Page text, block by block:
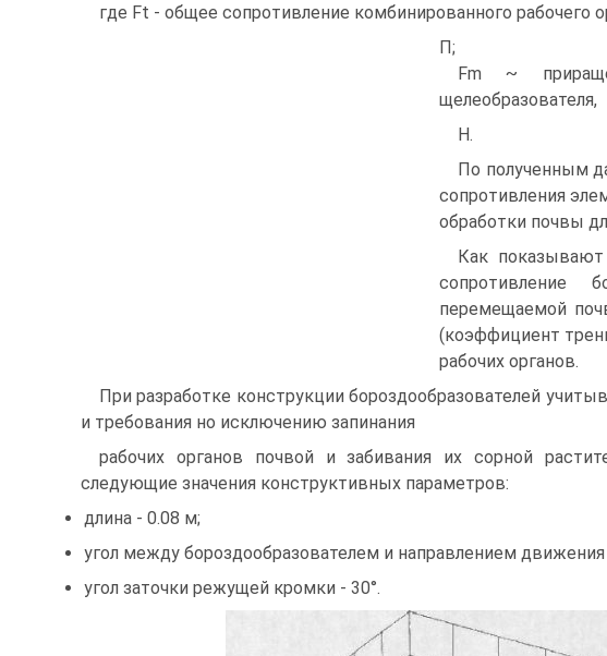
где Ft - общее сопротивление комбинированного рабочего
П;
Fm ~
щелеобразователя,
Н.
По полученным
сопротивления
обработки почвы
Как показывают
сопротивление
перемещаемой
(коэффициент
рабочих органов.
При разработке конструкции бороздообразователей
и требования но исключению запинания
рабочих органов почвой и забивания их сорной
следующие значения конструктивных параметров:
длина - 0.08 м;
угол между бороздообразователем и направлением движения
угол заточки режущей кромки - 30°.